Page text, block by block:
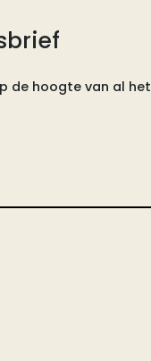
de hoogte van al het